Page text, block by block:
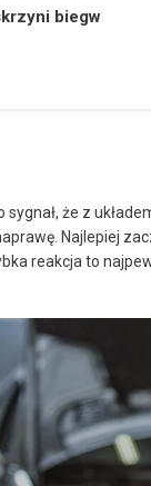
biegw
że z
Najlepiej
reakcja to